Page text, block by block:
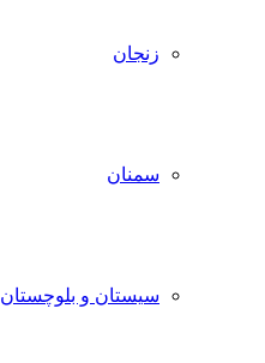
زنجان
سمنان
سیستان و بلوچستان